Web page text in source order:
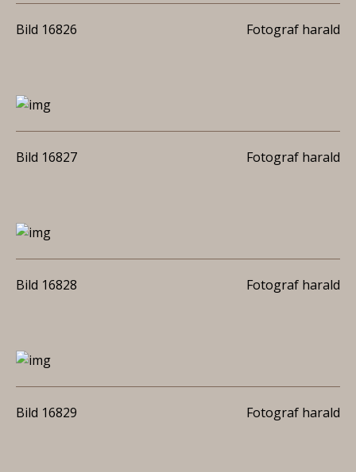
Bild 16826 Fotograf harald
Bild 16827 Fotograf harald
Bild 16828 Fotograf harald
Bild 16829 Fotograf harald